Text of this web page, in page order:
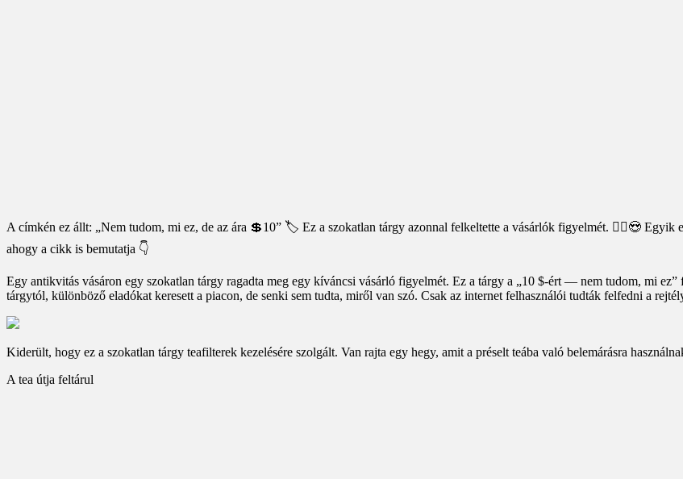
A címkén ez állt: „Nem tudom, mi ez, de az ára 💲10” 🏷️ Ez a szokatlan tárgy azonnal felkeltette a vásárlók figyelmét. 💁‍♀️😍 Egyik
ahogy a cikk is bemutatja 👇
Egy antikvitás vásáron egy szokatlan tárgy ragadta meg egy kíváncsi vásárló figyelmét. Ez a tárgy a „10 $-ért — nem tudom, mi
tárgytól, különböző eladókat keresett a piacon, de senki sem tudta, miről van szó. Csak az internet felhasználói tudták felfedni a
Kiderült, hogy ez a szokatlan tárgy teafilterek kezelésére szolgált. Van rajta egy hegy, amit a préselt teába való belemárásra
A tea útja feltárul